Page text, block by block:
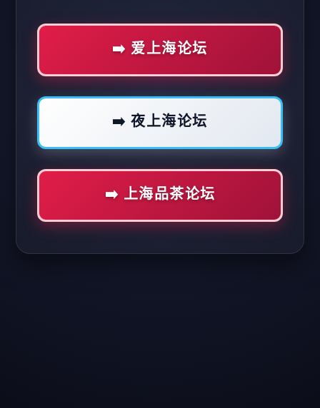
➡️ 爱上海论坛
➡️ 夜上海论坛
➡️ 上海品茶论坛